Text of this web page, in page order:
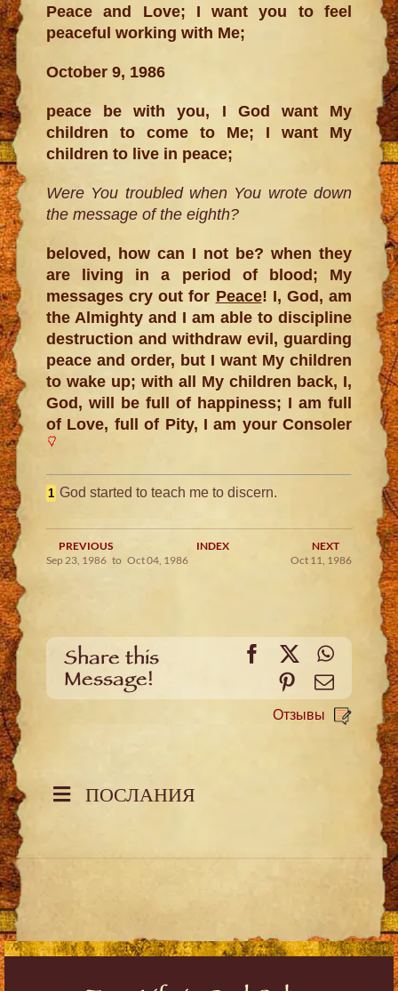
Peace and Love; I want you to feel
peaceful working with Me;
October 9, 1986
peace be with you, I God want My
children to come to Me; I want My
children to live in peace;
Were You troubled when You wrote down
the message of the eighth?
beloved, how can I not be? when they
are living in a period of blood; My
messages cry out for Peace! I, God, am
the Almighty and I am able to discipline
destruction and withdraw evil, guarding
peace and order, but I want My children
to wake up; with all My children back, I,
God, will be full of happiness; I am full
of Love, full of Pity, I am your Consoler
1 God started to teach me to discern.
PREVIOUS INDEX
NEXT
Sep 23, 1986 to Oct 04, 1986
Oct 11, 1986
Share this
Message!
Facebook
X
Pinterest
Email
Отзывы
ПОСЛАНИЯ